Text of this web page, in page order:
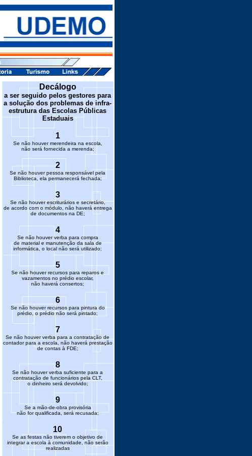
Decálogo
a ser seguido pelos gestores para
a solução dos problemas de infra-
estrutura das Escolas Públicas
Estaduais
1
Se não houver merendeira na escola,
não será fornecida a merenda;
2
Se não houver pessoa responsável pela
Biblioteca, ela permanecerá fechada;
3
Se não houver escriturários e secretário,
de acordo com o módulo, não haverá entrega
de documentos na DE;
4
Se não houver verba para compra
de material e manutenção da sala de
informática, o local não será utilizado;
5
Se não houver recursos para reparos e
vazamentos no prédio escolar,
não haverá consertos;
6
Se não houver recursos para pintura do
prédio, o prédio não será pintado;
7
Se não houver verba para a contratação de
contador para a escola, não haverá prestação
de contas à FDE;
8
Se não houver verba suficiente para a
contratação de funcionários pela CLT,
o dinheiro será devolvido;
9
Se a mão-de-obra provisória
não for qualificada, será recusada;
10
Se as festas não tiverem o objetivo de
integrar a escola à comunidade, não serão
realizadas